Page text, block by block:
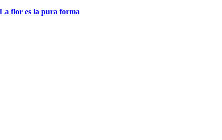
La flor es la pura forma